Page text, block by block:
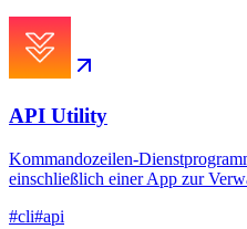
API Utility
Kommandozeilen-
einschließlich einer App zur
#cli#api